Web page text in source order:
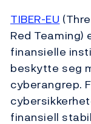
TIBER-EU
Red
finansielle
beskytte seg
cyberangrep.
finansiell